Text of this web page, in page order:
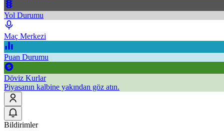
Yol Durumu
Maç Merkezi
Puan Durumu
Döviz Kurlar
Piyasanın kalbine yakından göz atın.
Bildirimler